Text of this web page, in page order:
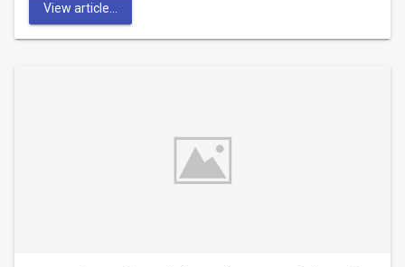
View article...